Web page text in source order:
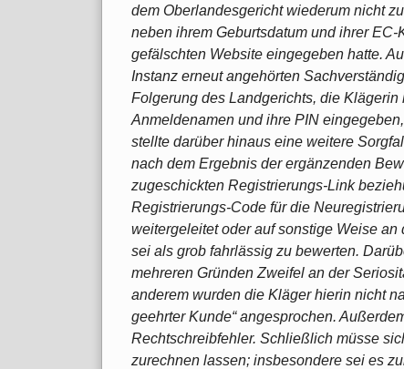
dem Oberlandesgericht wiederum nicht
neben ihrem Geburtsdatum und ihrer
gefälschten Website eingegeben hatte.
Instanz erneut angehörten
Folgerung des Landgerichts, die
Anmeldenamen und ihre PIN
stellte darüber hinaus eine weitere
nach dem Ergebnis der ergänzenden
zugeschickten Registrierungs-Link
Registrierungs-Code für die
weitergeleitet oder auf sonstige Weise
sei als grob fahrlässig zu bewerten.
mehreren Gründen Zweifel an der
anderem wurden die Kläger hierin nicht
geehrter Kunde“ angesprochen.
Rechtschreibfehler. Schließlich müsse
zurechnen lassen; insbesondere sei es